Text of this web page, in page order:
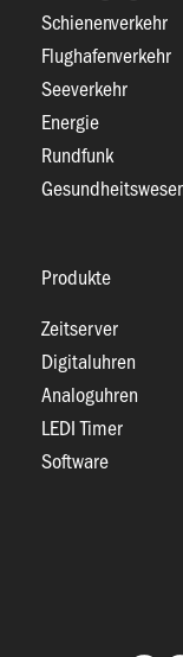
Schienenverkehr
Flughafenverkehr
Seeverkehr
Energie
Rundfunk
Produkte
Zeitserver
Digitaluhren
Analoguhren
LEDI Timer
Software